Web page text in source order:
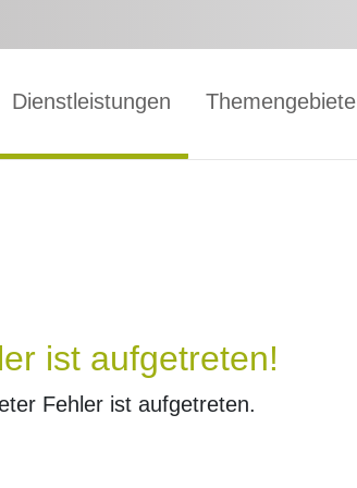
Dienstleistungen Themengebiete
ist aufgetreten!
Fehler ist aufgetreten.